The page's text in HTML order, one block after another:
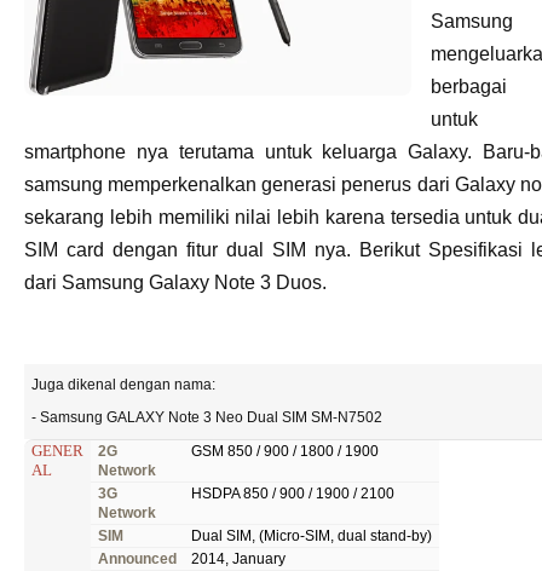
Samsung
berbagai
untuk
smartphone nya terutama untuk keluarga Galaxy. Baru-
samsung memperkenalkan generasi penerus dari Galaxy
sekarang lebih memiliki nilai lebih karena tersedia untuk
SIM card dengan fitur dual SIM nya. Berikut Spesifikasi
dari Samsung Galaxy Note 3 Duos.
Juga dikenal dengan nama:
- Samsung GALAXY Note 3 Neo Dual SIM SM-N7502
GENER
AL
2G
Network
GSM 850 / 900 / 1800 / 1900
3G
Network
HSDPA 850 / 900 / 1900 / 2100
SIM
Dual SIM, (Micro-SIM, dual stand-by)
Announced
2014, January